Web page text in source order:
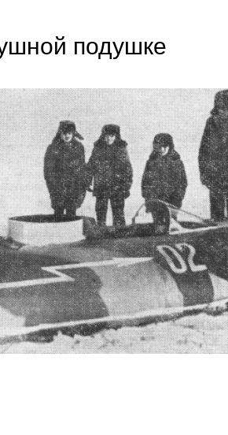
подушке